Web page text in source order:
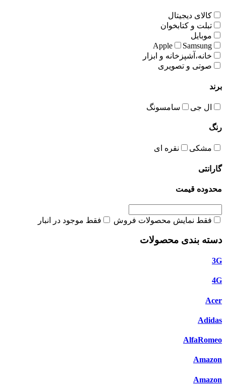
کالای دیجیتال
تبلت و کتابخوان
موبایل
Apple
Samsung
خانه،آشپزخانه و ابزار
صوتی و تصویری
برند
ال جی سامسونگ
رنگ
مشکی نقره ای
گارانتی
محدوده قیمت
فقط نمایش محصولات فروش فقط موجود در انبار
دسته بندی محصولات
3G
4G
Acer
Adidas
AlfaRomeo
Amazon
Amazon